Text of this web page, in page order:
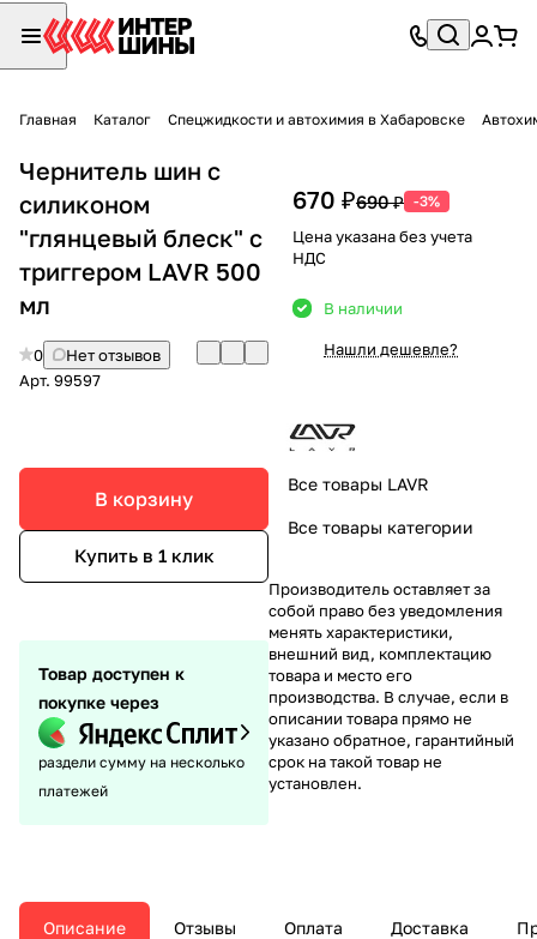
Главная Каталог Спецжидкости и автохимия в Хабаровске
Чернитель шин с
силиконом
"глянцевый блеск" с
триггером LAVR 500
мл
0
Нет отзывов
Арт. 99597
В корзину
Купить в 1 клик
Товар доступен к
покупке через
раздели сумму на несколько
платежей
670 ₽690 ₽ -3%
Цена указана без учета
НДС
В наличии
Нашли дешевле?
Все товары LAVR
Все товары категории
Производитель оставляет за
собой право без уведомления
менять характеристики,
внешний вид, комплектацию
товара и место его
производства. В случае, если в
описании товара прямо не
указано обратное, гарантийный
срок на такой товар не
установлен.
Описание Отзывы Оплата Доставка